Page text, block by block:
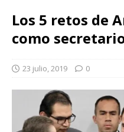
Los 5 retos de
como
23 julio, 2019 0